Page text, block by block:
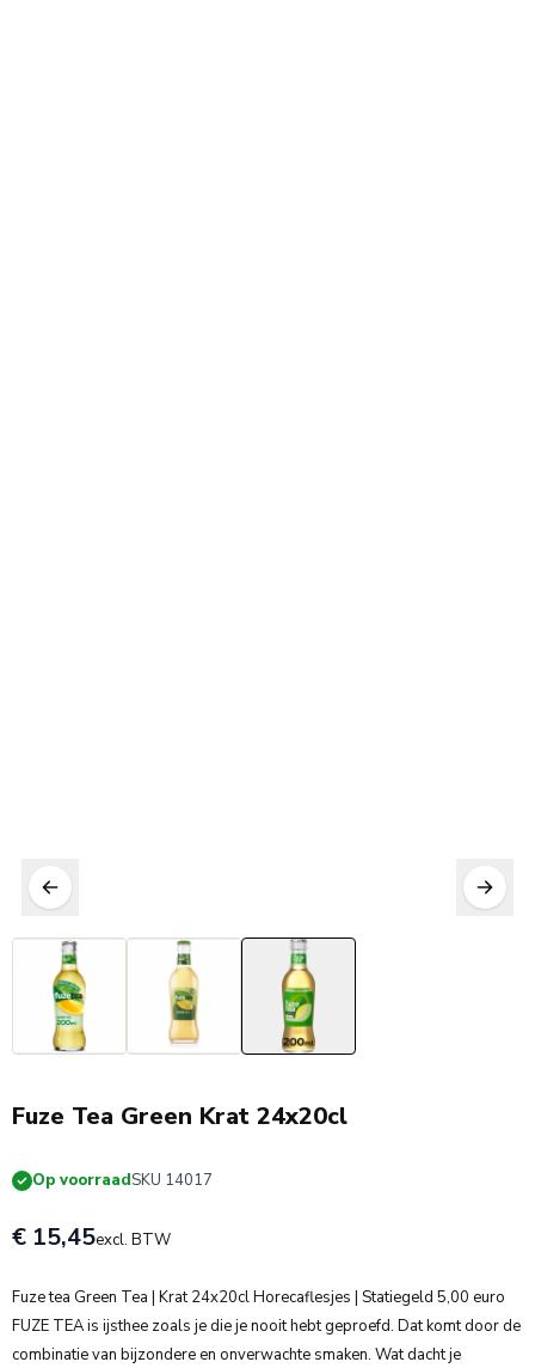
Fuze Tea Green Krat 24x20cl
Op voorraadSKU 14017
€ 15,45excl. BTW
Fuze tea Green Tea | Krat 24x20cl Horecaflesjes | Statiegeld 5,00 euro
FUZE TEA is ijsthee zoals je die je nooit hebt geproefd. Dat komt door de
combinatie van bijzondere en onverwachte smaken. Wat dacht je